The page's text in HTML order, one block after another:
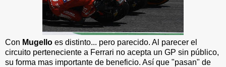
Con Mugello es distinto... pero parecido. Al parecer el
circuito perteneciente a Ferrari no acepta un GP sin público,
su forma mas importante de beneficio. Así que "pasan" de